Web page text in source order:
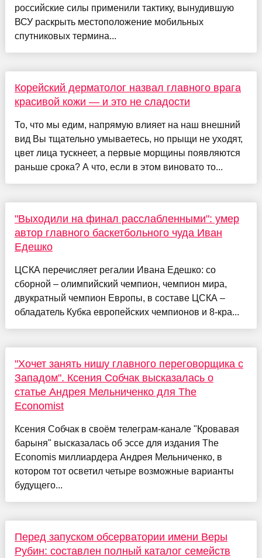
российские силы применили тактику, вынудившую
ВСУ раскрыть местоположение мобильных
спутниковых термина...
Корейский дерматолог назвал главного врага
красивой кожи — и это не сладости
То, что мы едим, напрямую влияет на наш внешний
вид Вы тщательно умываетесь, но прыщи не уходят,
цвет лица тускнеет, а первые морщины появляются
раньше срока? А что, если в этом виновато то...
"Выходили на финал расслабленными": умер
автор главного баскетбольного чуда Иван
Едешко
ЦСКА перечисляет регалии Ивана Едешко: со
сборной – олимпийский чемпион, чемпион мира,
двукратный чемпион Европы, в составе ЦСКА –
обладатель Кубка европейских чемпионов и 8-кра...
"Хочет занять нишу главного переговорщика с
Западом". Ксения Собчак высказалась о
статье Андрея Мельниченко для The
Economist
Ксения Собчак в своём телеграм-канале "Кровавая
барыня" высказалась об эссе для издания The
Economis миллиардера Андрея Мельниченко, в
котором тот осветил четыре возможные варианты
будущего...
Перед запуском обсерватории имени Веры
Рубин: составлен полный каталог семейств